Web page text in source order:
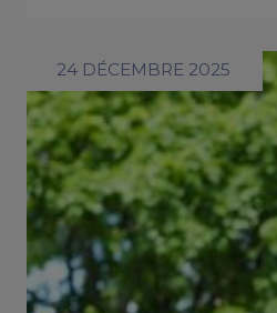
24 DÉCEMBRE 2025